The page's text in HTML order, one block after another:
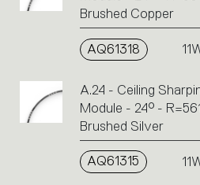
Brushed Copper
AQ61318
A.24 - Ceiling
Module - 24° -
Brushed Silver
AQ61315